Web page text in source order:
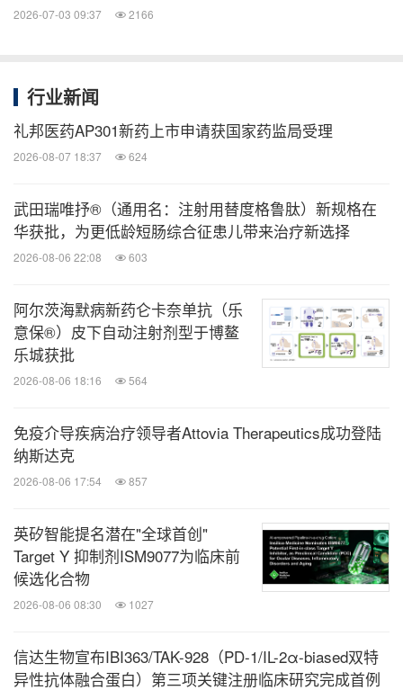
2026-07-03 09:37 2166
行业新闻
礼邦医药AP301新药上市申请获国家药监局受理
2026-08-07 18:37 624
武田瑞唯抒®（通用名：注射用替度格鲁肽）新规格在
华获批，为更低龄短肠综合征患儿带来治疗新选择
2026-08-06 22:08 603
阿尔茨海默病新药仑卡奈单抗（乐
意保®）皮下自动注射剂型于博鳌
乐城获批
2026-08-06 18:16 564
免疫介导疾病治疗领导者Attovia Therapeutics成功登陆
纳斯达克
2026-08-06 17:54 857
英矽智能提名潜在"全球首创"
Target Y 抑制剂ISM9077为临床前
候选化合物
2026-08-06 08:30 1027
信达生物宣布IBI363/TAK-928（PD-1/IL-2α-biased双特
异性抗体融合蛋白）第三项关键注册临床研究完成首例